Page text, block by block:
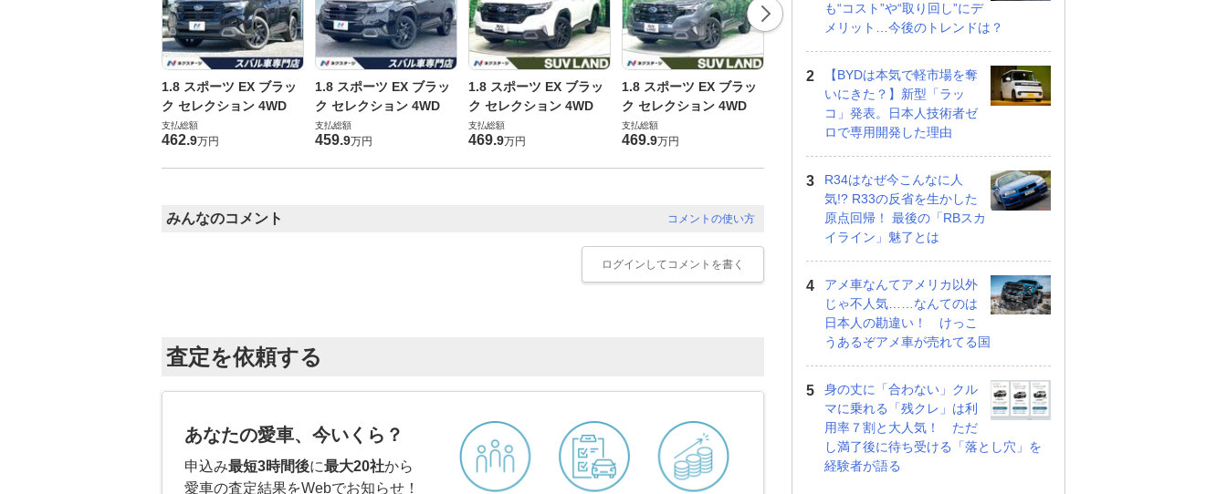
1.8 スポーツ EX ブラッ
ク セレクション 4WD
支払総額
462.9万円
1.8 スポーツ EX ブラッ
ク セレクション 4WD
支払総額
459.9万円
1.8 スポーツ EX ブラッ
ク セレクション 4WD
支払総額
469.9万円
1.8 スポーツ EX ブラッ
ク セレクション 4WD
支払総額
469.9万円
1.8 スポーツ EX ブラッ
ク セレクション 4WD
万円
1.8 スポーツ EX ブラッ
ク セレクション 4WD
支払総額
469
コメントの使い方
みんなのコメント
ログイン してコメントを書く
査定を依頼する
あなたの愛車、今いくら？
申込み最短3時間後に最大20社から
愛車の査定結果をWebでお知らせ！
も“コスト”や“取り回し”にデ
メリット…今後のトレンドは？
【BYDは本気で軽市場を奪
いにきた？】新型「ラッ
コ」発表。日本人技術者ゼ
ロで専用開発した理由
R34はなぜ今こんなに人
気!? R33の反省を生かした
原点回帰！ 最後の「RBスカ
イライン」魅了とは
アメ車なんてアメリカ以外
じゃ不人気……なんてのは
日本人の勘違い！ けっこ
うあるぞアメ車が売れてる国
身の丈に「合わない」クル
マに乗れる「残クレ」は利
用率７割と大人気！ ただ
し満了後に待ち受ける「落とし穴」を
経験者が語る